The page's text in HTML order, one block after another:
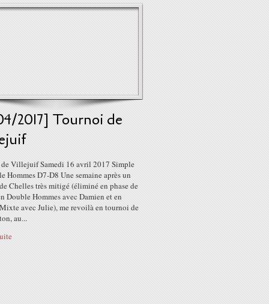
2017] Tournoi de
Villejuif Samedi 16 avril 2017 Simple
Hommes D7-D8 Une semaine après un
Chelles très mitigé (éliminé en phase de
Double Hommes avec Damien et en
avec Julie), me revoilà en tournoi de
au...